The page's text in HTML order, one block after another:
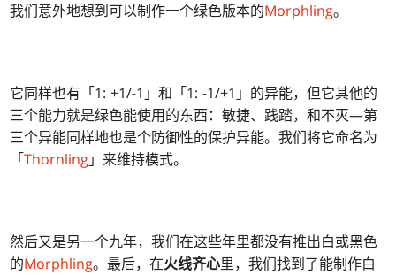
我们意外地想到可以制作一个绿色版本的Morphling。
它同样也有「1: +1/-1」和「1: -1/+1」的异能，但它其他的
三个能力就是绿色能使用的东西：敏捷、践踏，和不灭—第
三个异能同样地也是个防御性的保护异能。我们将它命名为
「Thornling」来维持模式。
然后又是另一个九年，我们在这些年里都没有推出白或黑色
的Morphling。最后，在火线齐心里，我们找到了能制作白